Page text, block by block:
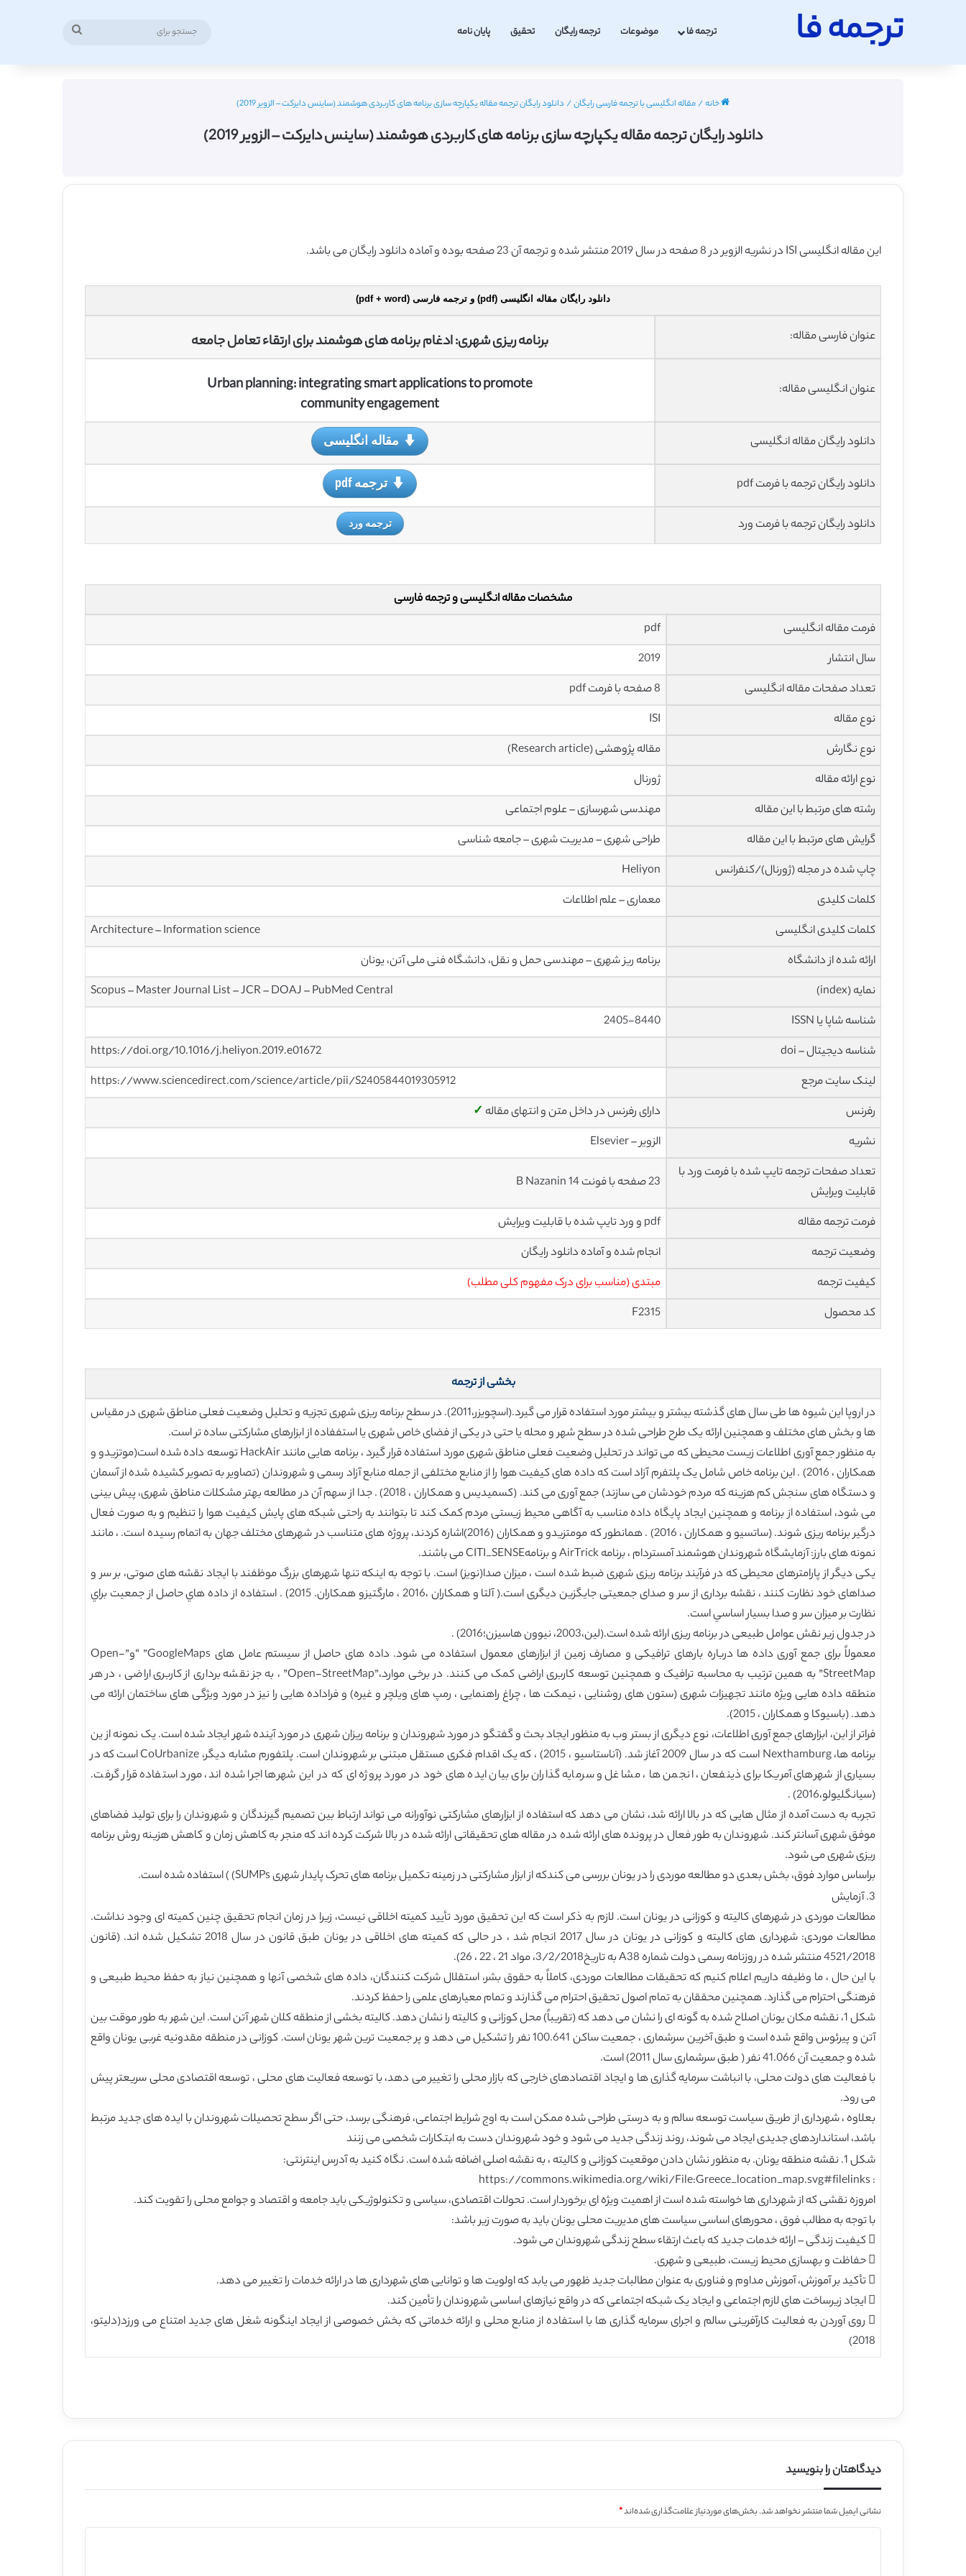
ترجمه فا ترجمه فا موضوعات ترجمه رایگان تحقیق پایان نامه
خانه/مقاله انگلیسی با ترجمه فارسی رایگان/ دانلود رایگان ترجمه مقاله یکپارچه سازی برنامه های کاربردی هوشمند (ساینس دایرکت – الزویر 2019)
دانلود رایگان ترجمه مقاله یکپارچه سازی برنامه های کاربردی هوشمند (ساینس دایرکت – الزویر 2019)
این مقاله انگلیسی ISI در نشریه الزویر در 8 صفحه در سال 2019 منتشر شده و ترجمه آن 23 صفحه بوده و آماده دانلود رایگان می باشد.
دانلود رایگان مقاله انگلیسی (pdf) و ترجمه فارسی (pdf + word)
عنوان فارسی مقاله: برنامه ریزی شهری: ادغام برنامه های هوشمند برای ارتقاء تعامل جامعه
عنوان انگلیسی مقاله:
Urban planning: integrating smart applications to promote
community engagement
دانلود رایگان مقاله انگلیسی مقاله انگلیسی
دانلود رایگان ترجمه با فرمت pdf ترجمه pdf
دانلود رایگان ترجمه با فرمت ورد ترجمه ورد
مشخصات مقاله انگلیسی و ترجمه فارسی
فرمت مقاله انگلیسی
pdf
سال انتشار
2019
تعداد صفحات مقاله انگلیسی
8 صفحه با فرمت pdf
نوع مقاله
ISI
نوع نگارش
مقاله پژوهشی (Research article)
نوع ارائه مقاله
ژورنال
رشته های مرتبط با این مقاله
مهندسی شهرسازی – علوم اجتماعی
گرایش های مرتبط با این مقاله
طراحی شهری – مدیریت شهری – جامعه شناسی
چاپ شده در مجله (ژورنال)/کنفرانس
Heliyon
کلمات کلیدی
معماری – علم اطلاعات
کلمات کلیدی انگلیسی
Architecture – Information science
ارائه شده از دانشگاه
برنامه ریز شهری – مهندسی حمل و نقل، دانشگاه فنی ملی آتن، یونان
نمایه (index)
Scopus – Master Journal List – JCR – DOAJ – PubMed Central
شناسه شاپا یا ISSN
2405-8440
شناسه دیجیتال – doi
https://doi.org/10.1016/j.heliyon.2019.e01672
لینک سایت مرجع
https://www.sciencedirect.com/science/article/pii/S2405844019305912
رفرنس
دارای رفرنس در داخل متن و انتهای مقاله ✓
نشریه
الزویر – Elsevier
تعداد صفحات ترجمه تایپ شده با فرمت ورد با
قابلیت ویرایش
23 صفحه با فونت 14 B Nazanin
فرمت ترجمه مقاله
pdf و ورد تایپ شده با قابلیت ویرایش
وضعیت ترجمه
انجام شده و آماده دانلود رایگان
کیفیت ترجمه
مبتدی (مناسب برای درک مفهوم کلی مطلب)
کد محصول
F2315
بخشی از ترجمه
در اروپا این شیوه ها طی سال های گذشته بیشتر و بیشتر مورد استفاده قرار می گیرد.(اسچویزر،2011). در سطح برنامه ریزی شهری تجزیه و تحلیل وضعیت فعلی مناطق شهری در مقیاس
ها و بخش های مختلف و همچنین ارائه یک طرح طراحی شده در سطح شهر و محله یا حتی در یکی از فضای خاص شهری یا استففاده از ابزارهای مشارکتی ساده تر است.
به منظور جمع آوری اطلاعات زیست محیطی که می تواند در تحلیل وضعیت فعلی مناطق شهری مورد استفاده قرار گیرد ، برنامه هایی مانند HackAir توسعه داده شده است(موتزیدو و
همکاران ، 2016) . این برنامه خاص شامل یک پلتفرم آزاد است که داده های کیفیت هوا را از منابع مختلفی از جمله منابع آزاد رسمی و شهروندان (تصاویر به تصویر کشیده شده از آسمان
و دستگاه های سنجش کم هزینه که مردم خودشان می سازند) جمع آوری می کند. (کسمیدیس و همکاران ، 2018) . جدا از سهم آن در مطالعه بهتر مشکلات مناطق شهری، پیش بینی
می شود، استفاده از برنامه و همچنین ایجاد پایگاه داده مناسب به آگاهی محیط زیستی مردم کمک کند تا بتوانند به راحتی شبکه های پایش کیفیت هوا را تنظیم و به صورت فعال
درگیر برنامه ریزی شوند. (ساتسیو و همکاران ، 2016) . همانطور که مومتزیدو و همکاران (2016)اشاره کردند، پروژه های متناسب در شهرهای مختلف جهان به اتمام رسیده است. ، مانند
نمونه های بارز: آزمایشگاه شهروندان هوشمند آمستردام ، برنامه AirTrick و برنامهCITI_SENSE می باشند.
یکی دیگر از پارامترهای محیطی که در فرآیند برنامه ریزی شهری ضبط شده است ، میزان صدا(نویز) است. با توجه به اینکه تنها شهرهای بزرگ موظفند با ایجاد نقشه های صوتی، بر سر و
صداهای خود نظارت کنند ، نقشه برداری از سر و صدای جمعیتی جایگزین دیگری است.( آلتا و همکاران ،2016 ، مارگتیزو همکاران. 2015) . استفاده از داده هاي حاصل از جمعيت براي
نظارت بر ميزان سر و صدا بسيار اساسي است.
در جدول زیر نقش عوامل طبیعی در برنامه ریزی ارائه شده است.(لین،2003، نیوون هاسیزن؛2016) .
معمولاً برای جمع آوری داده ها درباره بارهای ترافیکی و مصارف زمین از ابزارهای معمول استفاده می شود. داده های حاصل از سیستم عامل های GoogleMaps” “و”Open-
StreetMap” به همین ترتیب به محاسبه ترافیک و همچنین توسعه کاربری اراضی کمک می کنند. در برخی موارد،”Open-StreetMap” ، به جز نقشه برداری از کاربری اراضی ، در هر
منطقه داده هایی ویژه مانند تجهیزات شهری (ستون های روشنایی ، نیمکت ها ، چراغ راهنمایی ، رمپ های ویلچر و غیره) و فراداده هایی را نیز در مورد ویژگی های ساختمان ارائه می
دهد. (باسیوکا و همکاران ، 2015).
فراتر از این، ابزارهای جمع آوری اطلاعات، نوع دیگری از بستر وب به منظور ایجاد بحث و گفتگو در مورد شهروندان و برنامه ریزان شهری در مورد آینده شهر ایجاد شده است. یک نمونه از ین
برنامه ها، Nexthamburg است که در سال 2009 آغاز شد. (آناستاسیو ، 2015) ، که یک اقدام فکری مستقل مبتنی بر شهروندان است. پلتفورم مشابه دیگر، CoUrbanize است که در
بسیاری از شهرهای آمریکا برای ذینفعان ، انجمن ها ، مشاغل و سرمایه گذاران برای بیان ایده های خود در مورد پروژه ای که در این شهرها اجرا شده اند، مورد استفاده قرار گرفت.
(سیانگلیولو،2016) .
تجربه به دست آمده از مثال هایی که در بالا ارائه شد، نشان می دهد که استفاده از ابزارهای مشارکتی نوآورانه می تواند ارتباط بین تصمیم گیرندگان و شهروندان را برای تولید فضاهای
موفق شهری آسانتر کند. شهروندان به طور فعال در پرونده های ارائه شده در مقاله های تحقیقاتی ارائه شده در بالا شرکت کرده اند که منجر به کاهش زمان و کاهش هزینه روش برنامه
ریزی شهری می شود.
براساس موارد فوق، بخش بعدی دو مطالعه موردی را در یونان بررسی می کندکه از ابزار مشارکتی در زمینه تکمیل برنامه های تحرک پایدار شهری SUMPs) ) استفاده شده است.
3. آزمایش
مطالعات موردی در شهرهای کالیته و کوزانی در یونان است. لازم به ذکر است که این تحقیق مورد تأیید کمیته اخلاقی نیست، زیرا در زمان انجام تحقیق چنین کمیته ای وجود نداشت.
مطالعات موردی: شهرداری های کالیته و کوزانی در یونان در سال 2017 انجام شد ، در حالی که کمیته های اخلاقی در یونان طبق قانون در سال 2018 تشکیل شده اند. (قانون
4521/2018 منتشر شده در روزنامه رسمی دولت شماره A38 به تاریخ3/2/2018، مواد 21 ، 22 ، 26).
با این حال ، ما وظیفه داریم اعلام کنیم که تحقیقات مطالعات موردی، کاملاً به حقوق بشر، استقلال شرکت کنندگان، داده های شخصی آنها و همچنین نیاز به حفظ محیط طبیعی و
فرهنگی احترام می گذارد. همچنین محققان به تمام اصول تحقیق احترام می گذارند و تمام معیارهای علمی را حفظ کردند.
شکل 1، نقشه مکان یونان اصلاح شده به گونه ای را نشان می دهد که (تقریباً) محل کوزانی و کالیته را نشان دهد. کالیته بخشی از منطقه کلان شهر آتن است. این شهر به طور موقت بین
آتن و پیرئوس واقع شده است و طبق آخرین سرشماری ، جمعیت ساکن 100.641 نفر را تشکیل می دهد و پر جمعیت ترین شهر یونان است. کوزانی در منطقه مقدونیه غربی یونان واقع
شده و جمعیت آن 41.066 نفر ( طبق سرشماری سال 2011) است.
با فعالیت های دولت محلی، با انباشت سرمایه گذاری ها و ایجاد اقتصادهای خارجی که بازار محلی را تغییر می دهد، با توسعه فعالیت های محلی ، توسعه اقتصادی محلی سریعتر پیش
می رود.
بعلاوه ، شهرداری از طریق سیاست توسعه سالم و به درستی طراحی شده ممکن است به اوج شرایط اجتماعی، فرهنگی برسد، حتی اگر سطح تحصیلات شهروندان با ایده های جدید مرتبط
باشد، استانداردهای جدیدی ایجاد می شوند، روند زندگی جدید می شود و خود شهروندان دست به ابتکارات شخصی می زنند
شکل 1. نقشه منطقه یونان. به منظور نشان دادن موقعیت كوزانی و كالیته ، به نقشه اصلی اضافه شده است. نگاه کنید به آدرس اینترنتی:
: https://commons.wikimedia.org/wiki/File:Greece_location_map.svg#filelinks
امروزه نقشی که از شهرداری ها خواسته شده است از اهمیت ویژه ای برخوردار است. تحولات اقتصادی، سیاسی و تکنولوژیکی باید جامعه و اقتصاد و جوامع محلی را تقویت کند.
با توجه به مطالب فوق ، محورهای اساسی سیاست های مدیریت محلی یونان باید به صورت زیر باشد:
 کیفیت زندگی – ارائه خدمات جدید که باعث ارتقاء سطح زندگی شهروندان می شود.
 حفاظت و بهسازی محیط زیست، طبیعی و شهری.
 تأکید بر آموزش، آموزش مداوم و فناوری به عنوان مطالبات جدید ظهور می یابد که اولویت ها و توانایی های شهرداری ها در ارائه خدمات را تغییر می دهد.
 ایجاد زیرساخت های لازم اجتماعی و ایجاد یک شبکه اجتماعی که در واقع نیازهای اساسی شهروندان را تأمین کند.
 روی آوردن به فعالیت کارآفرینی سالم و اجرای سرمایه گذاری ها با استفاده از منابع محلی و ارائه خدماتی که بخش خصوصی از ایجاد اینگونه شغل های جدید امتناع می ورزد(دلیتو،
2018)
دیدگاهتان را بنویسید
نشانی ایمیل شما منتشر نخواهد شد.بخش‌های موردنیاز علامت‌گذاری شده‌اند*